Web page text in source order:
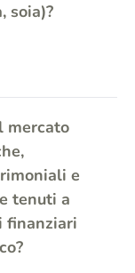
soia)?
mercato
e
tenuti a
finanziari